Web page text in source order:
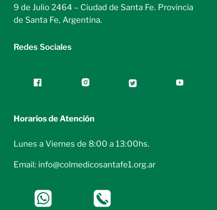
9 de Julio 2464 – Ciudad de Santa Fe. Provincia
de Santa Fe, Argentina.
Redes Sociales
Horarios de Atención
Lunes a Viernes de 8:00 a 13:00hs.
Email: info@colmedicosantafe1.org.ar